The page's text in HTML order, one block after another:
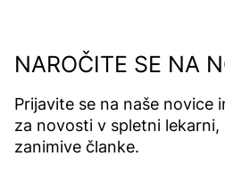
NAROČITE SE NA
Prijavite se na naše novice
za novosti v spletni lekarni,
zanimive članke.